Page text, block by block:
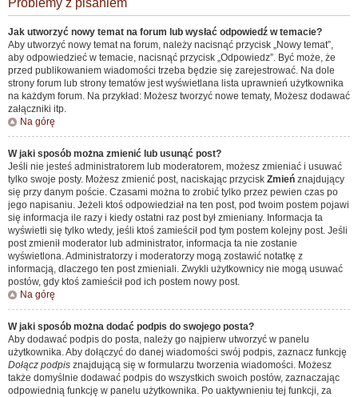
Problemy z pisaniem
Jak utworzyć nowy temat na forum lub wysłać odpowiedź w temacie?
Aby utworzyć nowy temat na forum, należy nacisnąć przycisk „Nowy temat”,
aby odpowiedzieć w temacie, nacisnąć przycisk „Odpowiedz”. Być może, że
przed publikowaniem wiadomości trzeba będzie się zarejestrować. Na dole
strony forum lub strony tematów jest wyświetlana lista uprawnień użytkownika
na każdym forum. Na przykład: Możesz tworzyć nowe tematy, Możesz dodawać
załączniki itp.
Na górę
W jaki sposób można zmienić lub usunąć post?
Jeśli nie jesteś administratorem lub moderatorem, możesz zmieniać i usuwać
tylko swoje posty. Możesz zmienić post, naciskając przycisk Zmień znajdujący
się przy danym poście. Czasami można to zrobić tylko przez pewien czas po
jego napisaniu. Jeżeli ktoś odpowiedział na ten post, pod twoim postem pojawi
się informacja ile razy i kiedy ostatni raz post był zmieniany. Informacja ta
wyświetli się tylko wtedy, jeśli ktoś zamieścił pod tym postem kolejny post. Jeśli
post zmienił moderator lub administrator, informacja ta nie zostanie
wyświetlona. Administratorzy i moderatorzy mogą zostawić notatkę z
informacją, dlaczego ten post zmieniali. Zwykli użytkownicy nie mogą usuwać
postów, gdy ktoś zamieścił pod ich postem nowy post.
Na górę
W jaki sposób można dodać podpis do swojego posta?
Aby dodawać podpis do posta, należy go najpierw utworzyć w panelu
użytkownika. Aby dołączyć do danej wiadomości swój podpis, zaznacz funkcję
Dołącz podpis znajdującą się w formularzu tworzenia wiadomości. Możesz
także domyślnie dodawać podpis do wszystkich swoich postów, zaznaczając
odpowiednią funkcję w panelu użytkownika. Po uaktywnieniu tej funkcji, za